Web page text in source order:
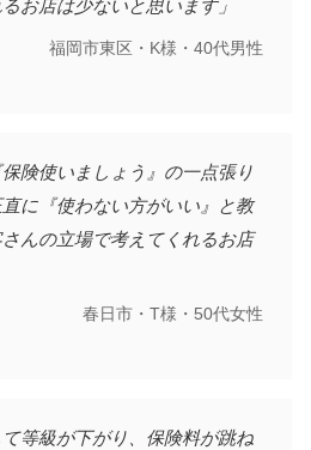
お店は少ないと思います」
福岡市東区・K様・40代男性
保険使いましょう』の一点張り
に『使わない方がいい』と教
んの立場で考えてくれるお店
春日市・T様・50代女性
て等級が下がり、保険料が跳ね